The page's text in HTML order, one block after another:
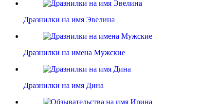
Дразнилки на имя Эвелина
Дразнилки на имена Мужские
Дразнилки на имя Дина